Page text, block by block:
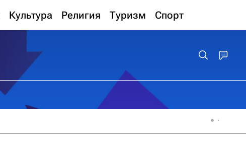
Культура Религия Туризм Спорт